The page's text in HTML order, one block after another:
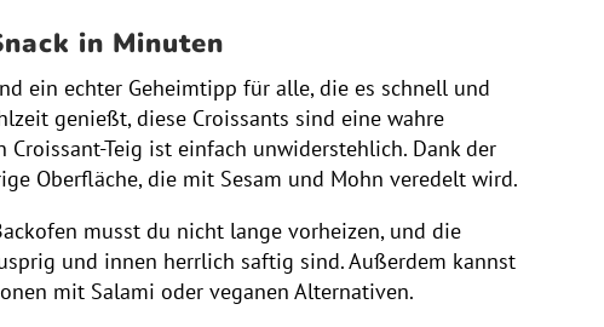
in Minuten
ein echter Geheimtipp für alle, die es schnell und
genießt, diese Croissants sind eine wahre
Teig ist einfach unwiderstehlich. Dank der
Oberfläche, die mit Sesam und Mohn veredelt wird.
musst du nicht lange vorheizen, und die
und innen herrlich saftig sind. Außerdem kannst
mit Salami oder veganen Alternativen.